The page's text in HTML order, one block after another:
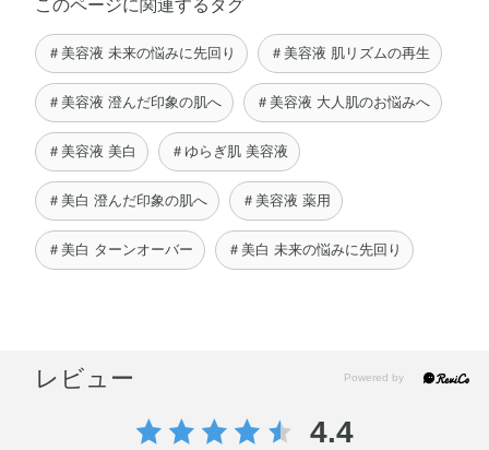
※；有効成分 無印；その他の成分
このページに関連するタグ
＃美容液 未来の悩みに先回り ＃美容液 肌リズムの再生
＃美容液 澄んだ印象の肌へ ＃美容液 大人肌のお悩みへ
＃美容液 美白 ＃ゆらぎ肌 美容液
＃美白 澄んだ印象の肌へ ＃美容液 薬用
＃美白 ターンオーバー ＃美白 未来の悩みに先回り
レビュー
4.4